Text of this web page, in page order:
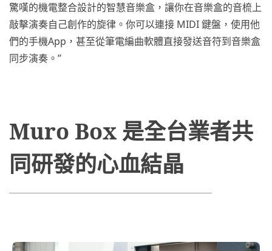
驚嘆的機電整合設計的智慧音樂盒，讓你在音樂盒的音梳上
敲擊演奏自己創作的旋律。你可以連接 MIDI 鍵盤，使用他
們的手機App，甚至從筆電編曲軟體直接發送音符到音樂盒
同步演奏。”
Muro Box 是全台業者共
同研發的心血結晶